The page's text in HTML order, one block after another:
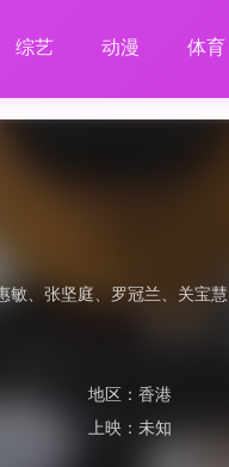
综艺 动漫 体育
敏 张坚庭 罗冠兰 关宝慧
地区：香港
上映：未知